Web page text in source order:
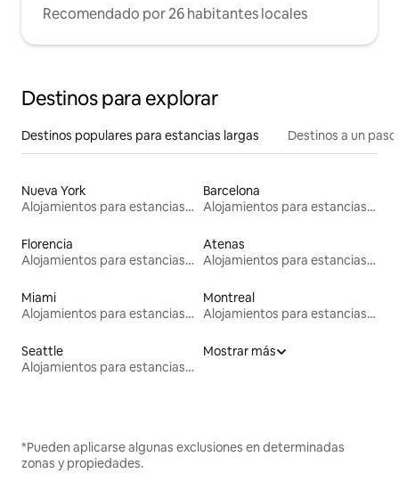
Recomendado por 26 habitantes locales
Destinos para explorar
Destinos populares para estancias largas Destinos a un
Nueva York
Alojamientos para estancias largas
Barcelona
Alojamientos para estancias largas
Florencia
Alojamientos para estancias largas
Atenas
Alojamientos para estancias largas
Miami
Alojamientos para estancias largas
Montreal
Alojamientos para estancias largas
Seattle
Alojamientos para estancias largas
Mostrar más
*Pueden aplicarse algunas exclusiones en determinadas
zonas y propiedades.